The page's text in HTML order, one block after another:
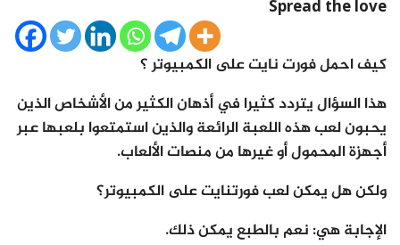
Spread the love
كيف احمل فورت نايت على الكمبيوتر ؟
هذا السؤال يتردد كثيرا في أذهان الكثير من الأشخاص الذين
يحبون لعب هذه اللعبة الرائعة والذين استمتعوا بلعبها عبر
أجهزة المحمول أو غيرها من منصات الألعاب.
ولكن هل يمكن لعب فورتنايت على الكمبيوتر؟
الإجابة هي: نعم بالطبع يمكن ذلك.